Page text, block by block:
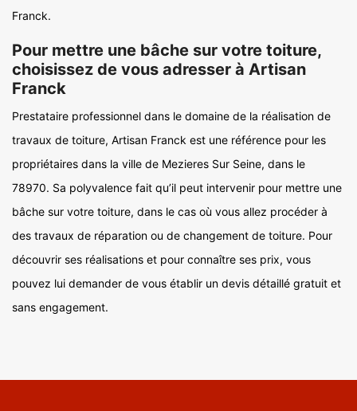
Franck.
Pour mettre une bâche sur votre toiture,
choisissez de vous adresser à Artisan
Franck
Prestataire professionnel dans le domaine de la réalisation de
travaux de toiture, Artisan Franck est une référence pour les
propriétaires dans la ville de Mezieres Sur Seine, dans le
78970. Sa polyvalence fait qu’il peut intervenir pour mettre une
bâche sur votre toiture, dans le cas où vous allez procéder à
des travaux de réparation ou de changement de toiture. Pour
découvrir ses réalisations et pour connaître ses prix, vous
pouvez lui demander de vous établir un devis détaillé gratuit et
sans engagement.